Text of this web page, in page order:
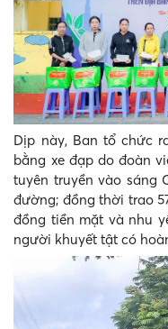
Dịp này, Ban tổ chức
bằng xe đạp do đoàn
tuyên truyền vào sáng
đường; đồng thời trao
đồng tiền mặt và nhu
người khuyết tật có